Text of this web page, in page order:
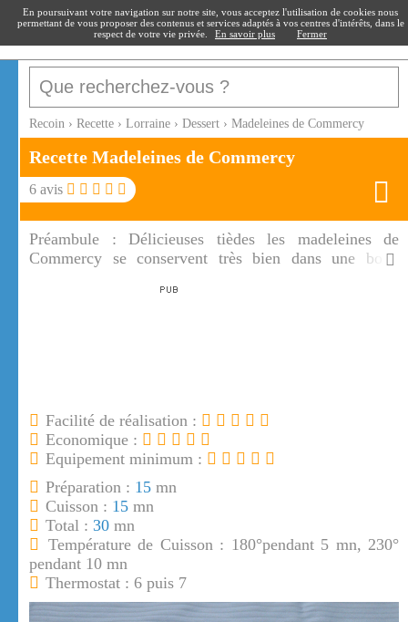
recoin.fr
Recoin › Recette › Lorraine › Dessert › Madeleines de Commercy
Recette Madeleines de Commercy
6 avis
Préambule : Délicieuses tièdes les madeleines de
Commercy se conservent très bien dans une boite
vous pouvez remplacer le zeste de citron par de
Facilité de réalisation :
Economique :
Equipement minimum :
Préparation : 15 mn
Cuisson : 15 mn
Total : 30 mn
Température de Cuisson : 180°pendant 5 mn, 230°
pendant 10 mn
Thermostat : 6 puis 7
En poursuivant votre navigation sur notre site, vous acceptez l'utilisation de cookies nous
permettant de vous proposer des contenus et services adaptés à vos centres d'intérêts, dans le
respect de votre vie privée.
En savoir plus Fermer